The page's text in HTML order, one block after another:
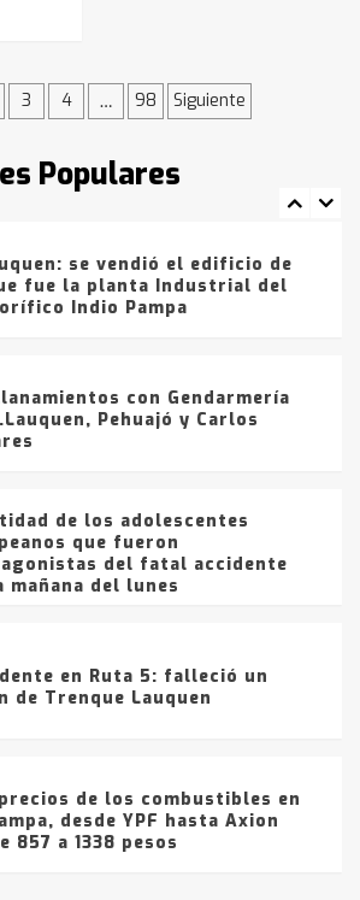
3 4 … 98 Siguiente
Populares
tres jóvenes que
detenidos por
de drogas en la
del sábado
se vendió el edificio de
fue la planta Industrial del
Indio Pampa
con Gendarmería
Pehuajó y Carlos
de los adolescentes
que fueron
del fatal accidente
mañana del lunes
en Ruta 5: falleció un
de Trenque Lauquen
de los combustibles en
desde YPF hasta Axion
857 a 1338 pesos